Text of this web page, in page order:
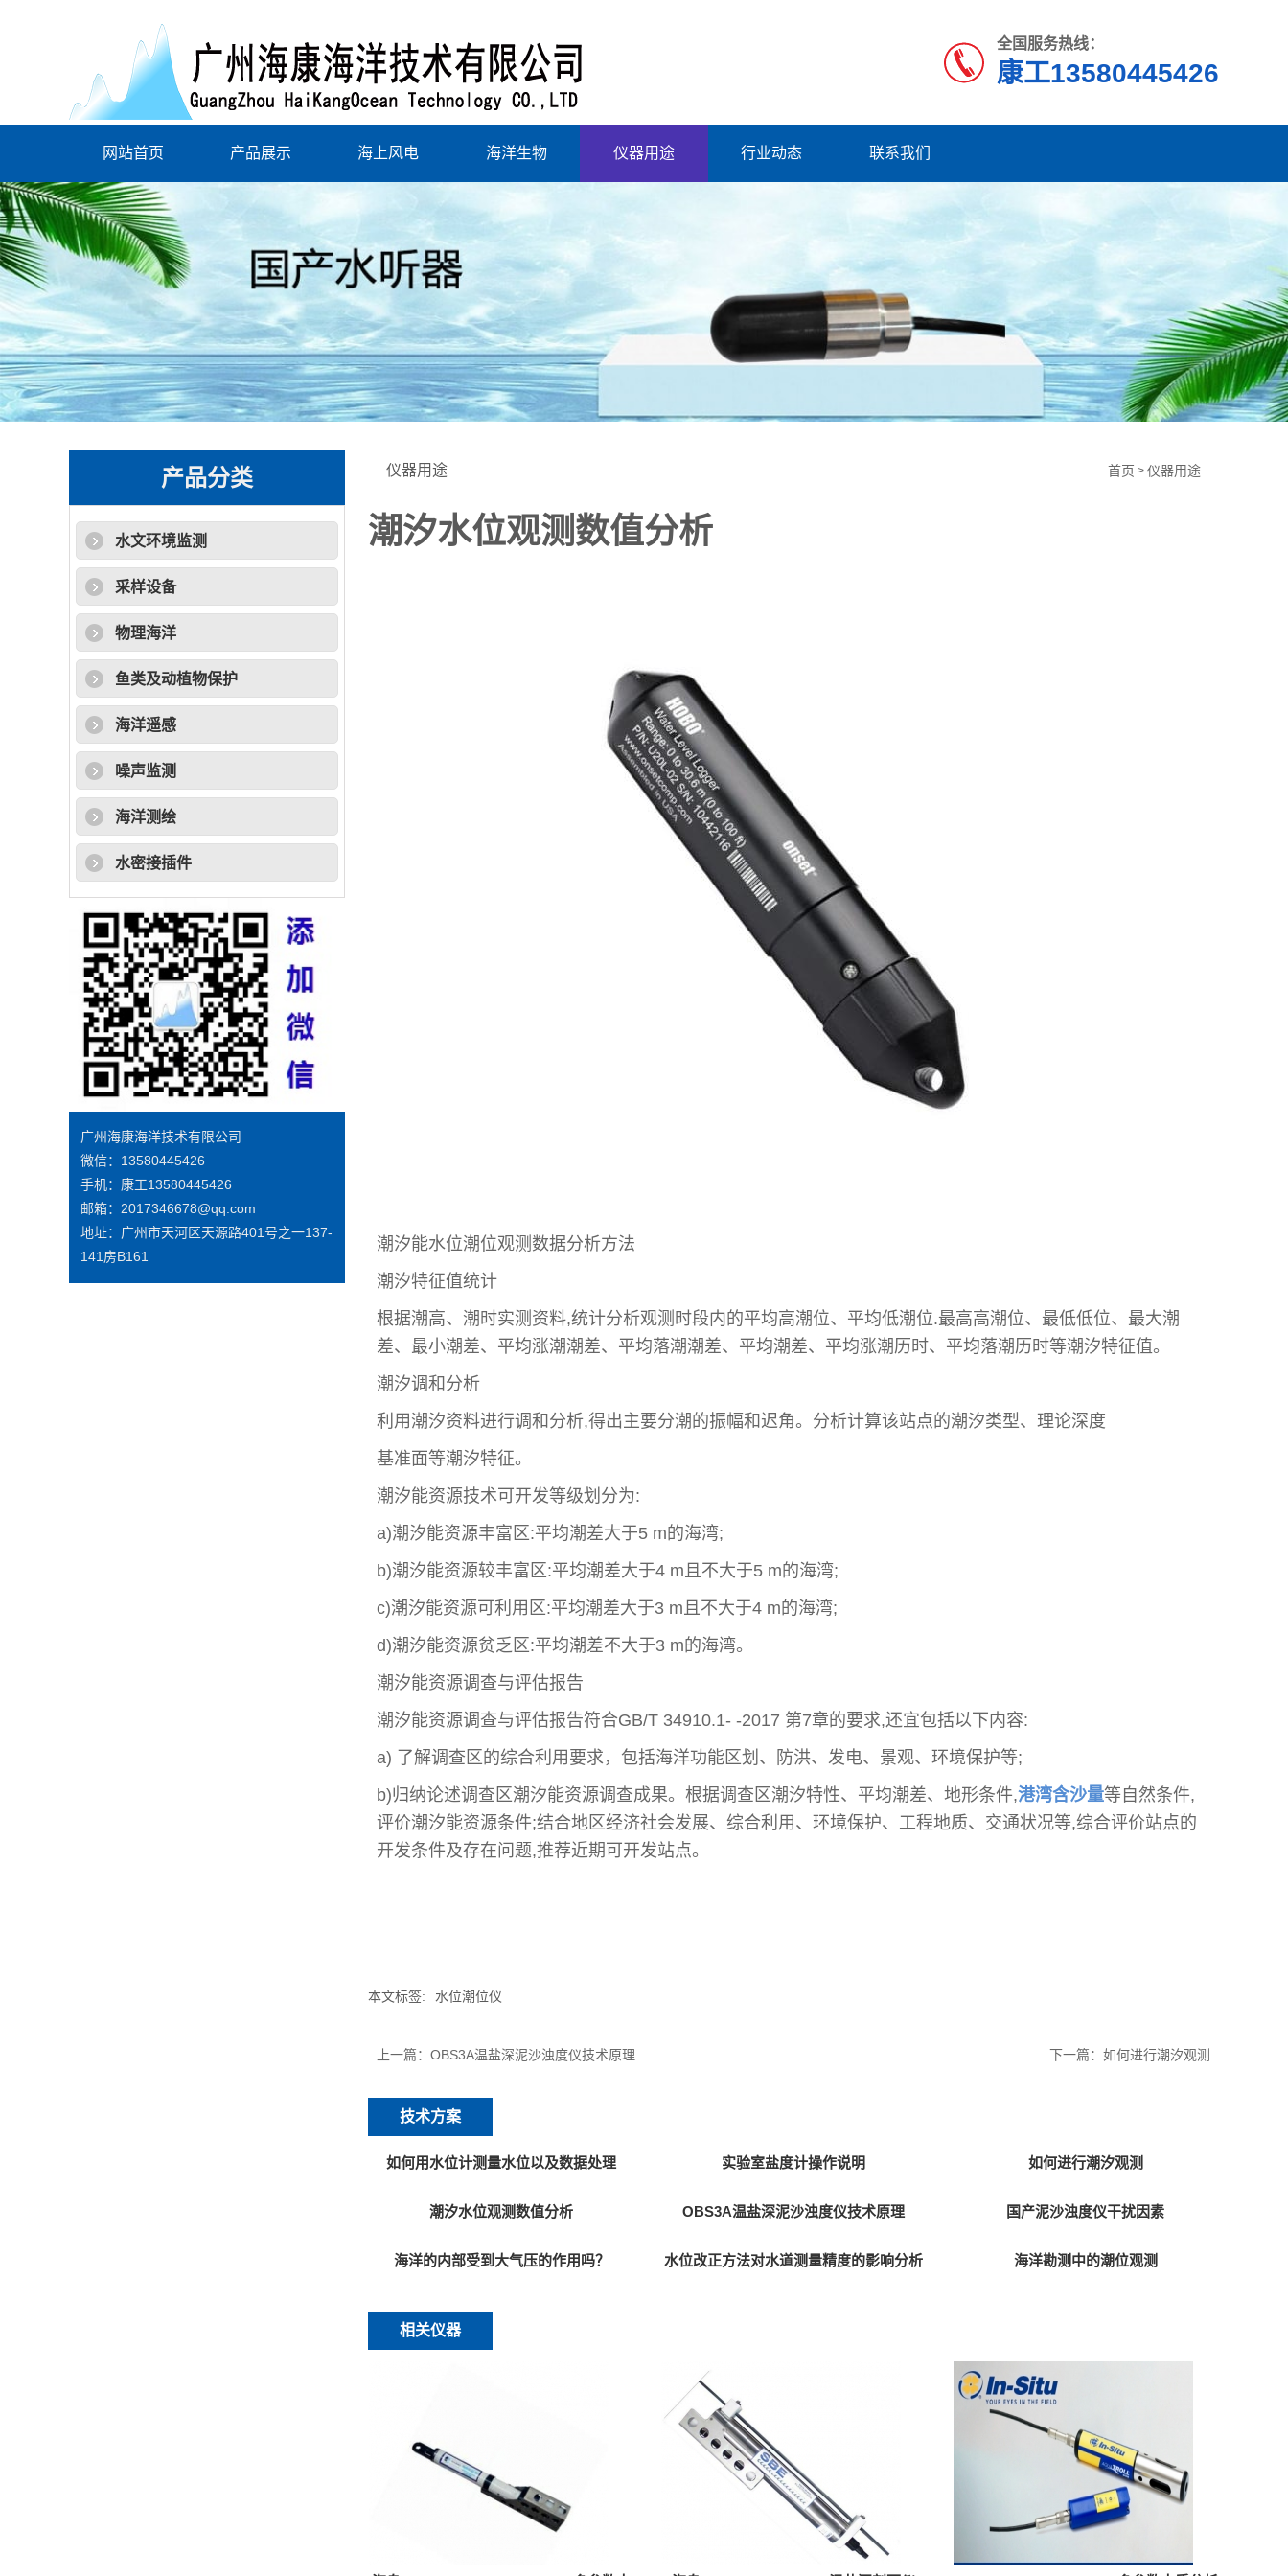
全国服务热线：
康工13580445426
网站首页 产品展示 海上风电 海洋生物 仪器用途 行业动态 联系我们
产品分类
水文环境监测
采样设备
物理海洋
鱼类及动植物保护
海洋遥感
噪声监测
海洋测绘
水密接插件
广州海康海洋技术有限公司
微信：13580445426
手机：康工13580445426
邮箱：2017346678@qq.com
地址：广州市天河区天源路401号之一137-
141房B161
仪器用途 首页 >仪器用途
潮汐水位观测数值分析
潮汐能水位潮位观测数据分析方法
潮汐特征值统计
根据潮高、潮时实测资料,统计分析观测时段内的平均高潮位、平均低潮位.最高高潮位、最低低位、最大潮
差、最小潮差、平均涨潮潮差、平均落潮潮差、平均潮差、平均涨潮历时、平均落潮历时等潮汐特征值。
潮汐调和分析
利用潮汐资料进行调和分析,得出主要分潮的振幅和迟角。分析计算该站点的潮汐类型、理论深度
基准面等潮汐特征。
潮汐能资源技术可开发等级划分为:
a)潮汐能资源丰富区:平均潮差大于5 m的海湾;
b)潮汐能资源较丰富区:平均潮差大于4 m且不大于5 m的海湾;
c)潮汐能资源可利用区:平均潮差大于3 m且不大于4 m的海湾;
d)潮汐能资源贫乏区:平均潮差不大于3 m的海湾。
潮汐能资源调查与评估报告
潮汐能资源调查与评估报告符合GB/T 34910.1- -2017 第7章的要求,还宜包括以下内容:
a)
了解调查区的综合利用要求，包括海洋功能区划、防洪、发电、景观、环境保护等;
b)归纳论述调查区潮汐能资源调查成果。根据调查区潮汐特性、平均潮差、地形条件,港湾含沙量等自然条件,
评价潮汐能资源条件;结合地区经济社会发展、综合利用、环境保护、工程地质、交通状况等,综合评价站点的
开发条件及存在问题,推荐近期可开发站点。
本文标签: 水位潮位仪
上一篇： OBS3A温盐深泥沙浊度仪技术原理 下一篇：如何进行潮汐观测
技术方案
如何用水位计测量水位以及数据处理 实验室盐度计操作说明 如何进行潮汐观测
潮汐水位观测数值分析 OBS3A温盐深泥沙浊度仪技术原理 国产泥沙浊度仪干扰因素
海洋的内部受到大气压的作用吗？ 水位改正方法对水道测量精度的影响分析 海洋勘测中的潮位观测
相关仪器